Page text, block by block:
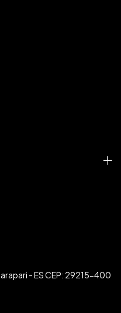
- ES CEP: 29215-400